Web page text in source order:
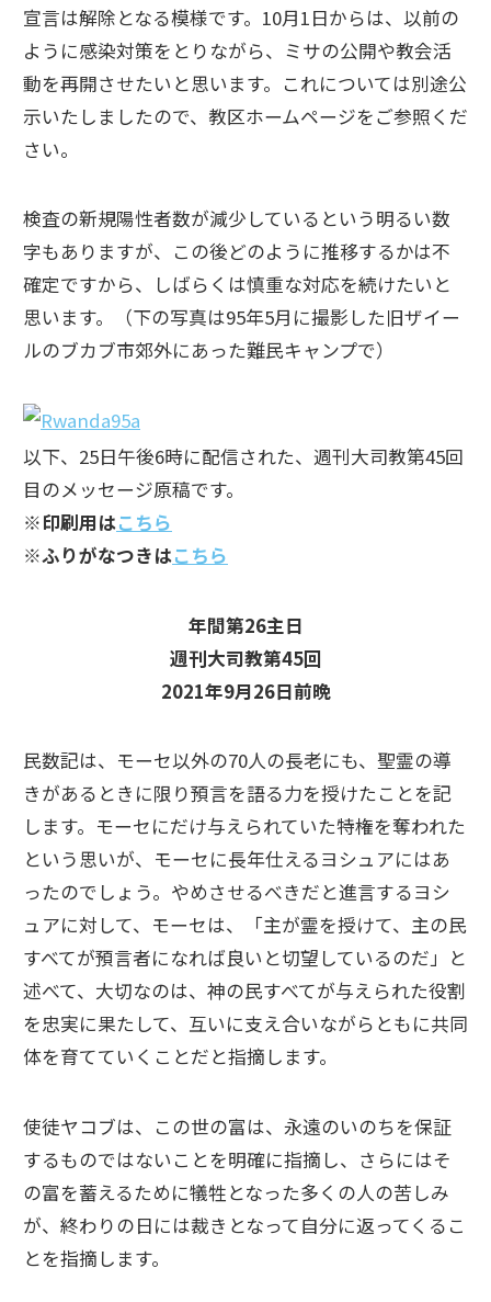
宣言は解除となる模様です。10月1日からは、以前の
ように感染対策をとりながら、ミサの公開や教会活
動を再開させたいと思います。これについては別途公
示いたしましたので、教区ホームページをご参照くだ
さい。
検査の新規陽性者数が減少しているという明るい数
字もありますが、この後どのように推移するかは不
確定ですから、しばらくは慎重な対応を続けたいと
思います。（下の写真は95年5月に撮影した旧ザイー
ルのブカブ市郊外にあった難民キャンプで）
以下、25日午後6時に配信された、週刊大司教第45回
目のメッセージ原稿です。
※印刷用はこちら
※ふりがなつきはこちら
年間第26主日
週刊大司教第45回
2021年9月26日前晩
民数記は、モーセ以外の70人の長老にも、聖霊の導
きがあるときに限り預言を語る力を授けたことを記
します。モーセにだけ与えられていた特権を奪われた
という思いが、モーセに長年仕えるヨシュアにはあ
ったのでしょう。やめさせるべきだと進言するヨシ
ュアに対して、モーセは、「主が霊を授けて、主の民
すべてが預言者になれば良いと切望しているのだ」と
述べて、大切なのは、神の民すべてが与えられた役割
を忠実に果たして、互いに支え合いながらともに共同
体を育てていくことだと指摘します。
使徒ヤコブは、この世の富は、永遠のいのちを保証
するものではないことを明確に指摘し、さらにはそ
の富を蓄えるために犠牲となった多くの人の苦しみ
が、終わりの日には裁きとなって自分に返ってくるこ
とを指摘します。